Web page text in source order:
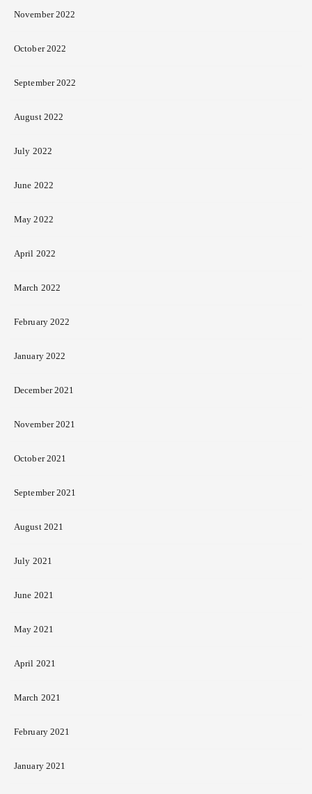
November 2022
October 2022
September 2022
August 2022
July 2022
June 2022
May 2022
April 2022
March 2022
February 2022
January 2022
December 2021
November 2021
October 2021
September 2021
August 2021
July 2021
June 2021
May 2021
April 2021
March 2021
February 2021
January 2021